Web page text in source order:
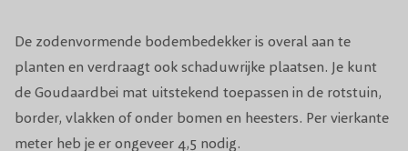
De zodenvormende bodembedekker is overal aan te
planten en verdraagt ook schaduwrijke plaatsen. Je kunt
de Goudaardbei mat uitstekend toepassen in de rotstuin,
border, vlakken of onder bomen en heesters. Per vierkante
meter heb je er ongeveer 4,5 nodig.